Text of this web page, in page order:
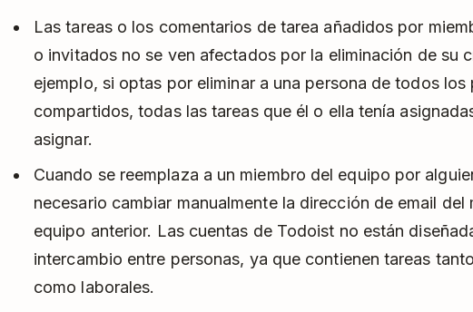
Las tareas o los comentarios de tarea añadidos por
o invitados no se ven afectados por la eliminación de su
ejemplo, si optas por eliminar a una persona de todos
compartidos, todas las tareas que él o ella tenía
asignar.
Cuando se reemplaza a un miembro del equipo por
necesario cambiar manualmente la dirección de email del
equipo anterior. Las cuentas de Todoist no están
intercambio entre personas, ya que contienen tareas
como laborales.